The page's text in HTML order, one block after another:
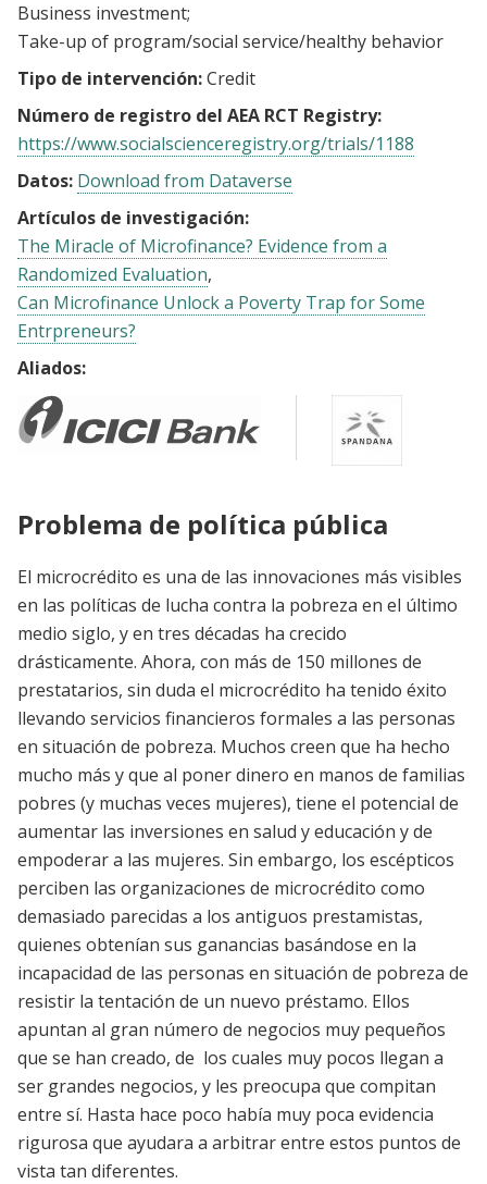
Business investment
Take-up of program/social service/healthy behavior
Tipo de intervención:Credit
Número de registro del AEA RCT Registry:
https://www.socialscienceregistry.org/trials/1188
Datos: Download from Dataverse
Artículos de investigación:
The Miracle of Microfinance? Evidence from a
Randomized Evaluation
Can Microfinance Unlock a Poverty Trap for Some
Entrpreneurs?
Aliados:
Problema de política pública
El microcrédito es una de las innovaciones más visibles
en las políticas de lucha contra la pobreza en el último
medio siglo, y en tres décadas ha crecido
drásticamente. Ahora, con más de 150 millones de
prestatarios, sin duda el microcrédito ha tenido éxito
llevando servicios financieros formales a las personas
en situación de pobreza. Muchos creen que ha hecho
mucho más y que al poner dinero en manos de familias
pobres (y muchas veces mujeres), tiene el potencial de
aumentar las inversiones en salud y educación y de
empoderar a las mujeres. Sin embargo, los escépticos
perciben las organizaciones de microcrédito como
demasiado parecidas a los antiguos prestamistas,
quienes obtenían sus ganancias basándose en la
incapacidad de las personas en situación de pobreza de
resistir la tentación de un nuevo préstamo. Ellos
apuntan al gran número de negocios muy pequeños
que se han creado, de los cuales muy pocos llegan a
ser grandes negocios, y les preocupa que compitan
entre sí. Hasta hace poco había muy poca evidencia
rigurosa que ayudara a arbitrar entre estos puntos de
vista tan diferentes.